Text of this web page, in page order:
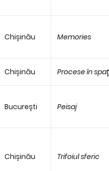
Chișinău Memories
Chișinău Procese în
București Peisaj
Chișinău Trifoiul sferic